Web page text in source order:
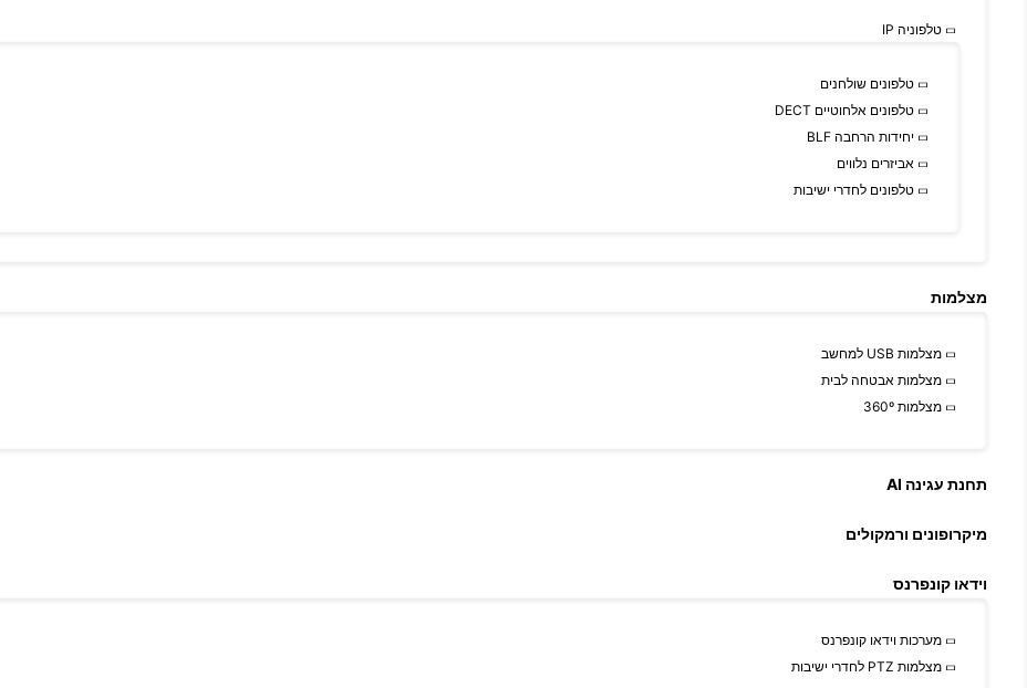
טלפוניה IP
טלפונים שולחנים
טלפונים אלחוטיים DECT
יחידות הרחבה BLF
אביזרים נלווים
טלפונים לחדרי ישיבות
מצלמות
מצלמות USB למחשב
מצלמות אבטחה לבית
מצלמות 360º
תחנת עגינה AI
מיקרופונים ורמקולים
וידאו קונפרנס
מערכות וידאו קונפרנס
מצלמות PTZ לחדרי ישיבות